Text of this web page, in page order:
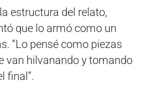
estructura del relato,
que lo armó como un
“Lo pensé como piezas
van hilvanando y tomando
final”.